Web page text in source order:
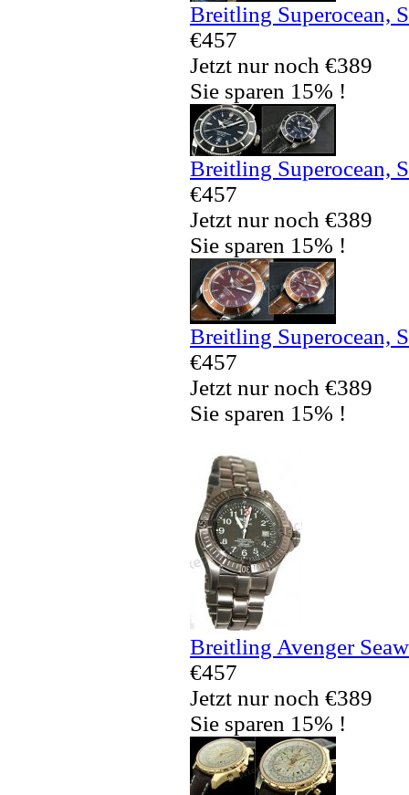
Breitling Superocean,
€457
Jetzt nur noch €389
Sie sparen 15% !
Breitling Superocean,
€457
Jetzt nur noch €389
Sie sparen 15% !
Breitling Superocean,
€457
Jetzt nur noch €389
Sie sparen 15% !
Breitling Avenger
€457
Jetzt nur noch €389
Sie sparen 15% !